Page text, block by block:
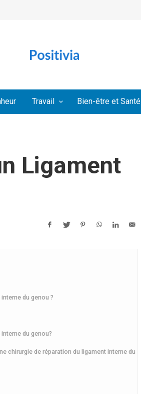
Travail Bien-être et Santé
Ligament
du genou ?
du genou?
chirurgie de réparation du ligament interne du